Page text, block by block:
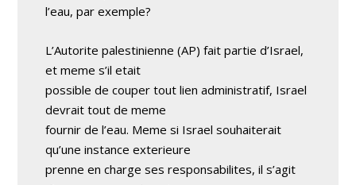
l’eau, par exemple?
L’Autorite palestinienne (AP) fait partie d’Israel,
et meme s’il etait
possible de couper tout lien administratif, Israel
devrait tout de meme
fournir de l’eau. Meme si Israel souhaiterait
qu’une instance exterieure
prenne en charge ses responsabilites, il s’agit